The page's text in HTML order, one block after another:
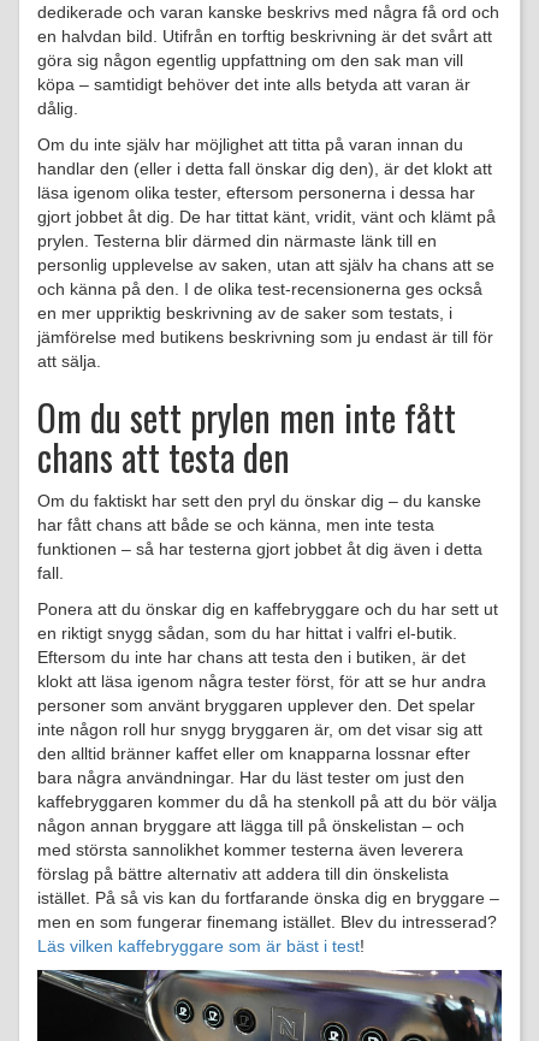
dedikerade och varan kanske beskrivs med några få ord och
en halvdan bild. Utifrån en torftig beskrivning är det svårt att
göra sig någon egentlig uppfattning om den sak man vill
köpa – samtidigt behöver det inte alls betyda att varan är
dålig.
Om du inte själv har möjlighet att titta på varan innan du
handlar den (eller i detta fall önskar dig den), är det klokt att
läsa igenom olika tester, eftersom personerna i dessa har
gjort jobbet åt dig. De har tittat känt, vridit, vänt och klämt på
prylen. Testerna blir därmed din närmaste länk till en
personlig upplevelse av saken, utan att själv ha chans att se
och känna på den. I de olika test-recensionerna ges också
en mer uppriktig beskrivning av de saker som testats, i
jämförelse med butikens beskrivning som ju endast är till för
att sälja.
Om du sett prylen men inte fått
chans att testa den
Om du faktiskt har sett den pryl du önskar dig – du kanske
har fått chans att både se och känna, men inte testa
funktionen – så har testerna gjort jobbet åt dig även i detta
fall.
Ponera att du önskar dig en kaffebryggare och du har sett ut
en riktigt snygg sådan, som du har hittat i valfri el-butik.
Eftersom du inte har chans att testa den i butiken, är det
klokt att läsa igenom några tester först, för att se hur andra
personer som använt bryggaren upplever den. Det spelar
inte någon roll hur snygg bryggaren är, om det visar sig att
den alltid bränner kaffet eller om knapparna lossnar efter
bara några användningar. Har du läst tester om just den
kaffebryggaren kommer du då ha stenkoll på att du bör välja
någon annan bryggare att lägga till på önskelistan – och
med största sannolikhet kommer testerna även leverera
förslag på bättre alternativ att addera till din önskelista
istället. På så vis kan du fortfarande önska dig en bryggare –
men en som fungerar finemang istället. Blev du intresserad?
Läs vilken kaffebryggare som är bäst i test!